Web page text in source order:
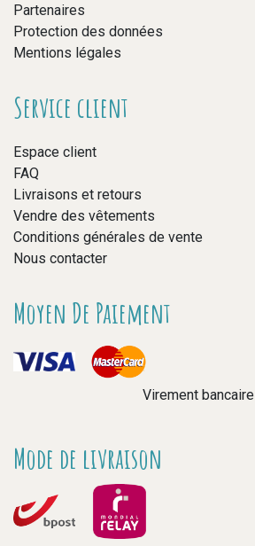
Partenaires
Protection des données
Mentions légales
Service client
Espace client
FAQ
Livraisons et retours
Vendre des vêtements
Conditions générales de vente
Nous contacter
Moyen De Paiement
Virement bancaire
Mode de livraison